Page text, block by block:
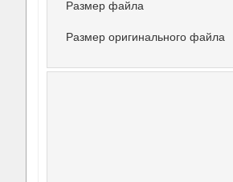
Размер файла
Размер оригинального файла